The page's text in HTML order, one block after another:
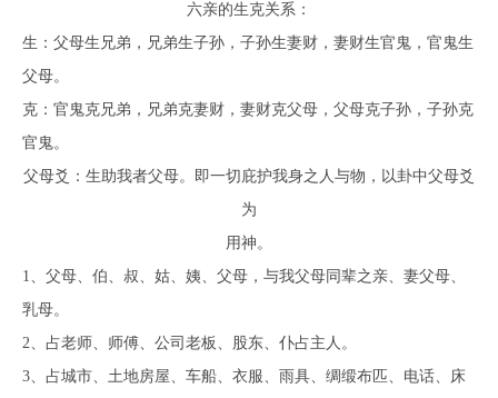
六亲的生克关系：
生：父母生兄弟，兄弟生子孙，子孙生妻财，妻财生官鬼，官鬼生
父母。
克：官鬼克兄弟，兄弟克妻财，妻财克父母，父母克子孙，子孙克
官鬼。
父母爻：生助我者父母。即一切庇护我身之人与物，以卦中父母爻
为
用神。
1、父母、伯、叔、姑、姨、父母，与我父母同辈之亲、妻父母、
乳母。
2、占老师、师傅、公司老板、股东、仆占主人。
3、占城市、土地房屋、车船、衣服、雨具、绸缎布匹、电话、床